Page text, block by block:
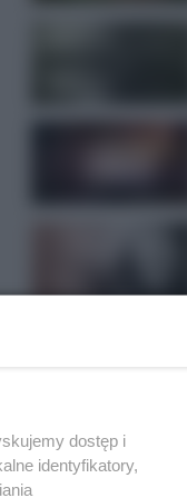
dostęp i
identyfikatory,